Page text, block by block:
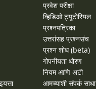
प्रवेश परीक्षा
व्हिडिओ ट्यूटोरियल
प्रश्नपत्रिका
उत्तरांसह प्रश्नसंच
प्रश्न शोध (beta)
गोपनीयता धोरण
नियम आणि अटी
आमच्याशी संपर्क साधा